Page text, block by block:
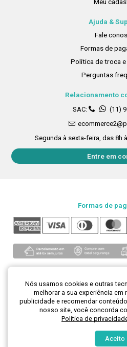
Ajuda &
Fale
Formas de
Política de troca
Perguntas
Relacionamento
SAC:
(11)
Segunda à sexta-feira, das 8h
Entre em
Formas de
Loja
Desenvolvimento de
Nós usamos cookies e outras
melhorar a sua experiência
publicidade e recomendar
nosso site, você concorda
Política de
Aceito